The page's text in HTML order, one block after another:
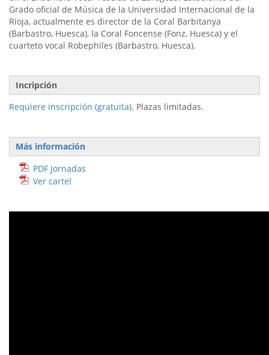
Grado oficial de Música de la Universidad Internacional de la
Rioja, actualmente es director de la Coral Barbitanya
(Barbastro, Huesca), la Coral Foncense (Fonz, Huesca) y el
cuarteto vocal Robephiles (Barbastro, Huesca).
Incripción
Requiere inscripción (gratuita). Plazas limitadas.
Más información
PDF Jornadas
Ver cartel